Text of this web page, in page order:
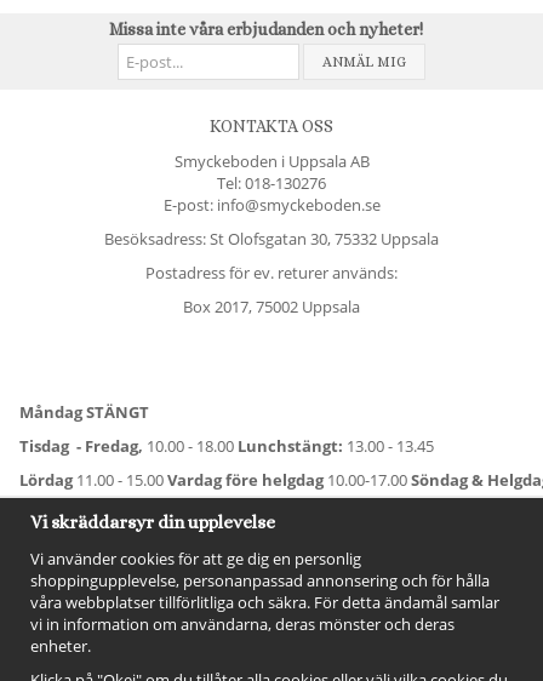
Missa inte våra erbjudanden och nyheter!
ANMÄL MIG
KONTAKTA OSS
Smyckeboden i Uppsala AB
Tel:018-130276
E-post: info@smyckeboden.se
Besöksadress: St Olofsgatan 30, 75332 Uppsala
Postadress för ev. returer används:
Box 2017, 75002 Uppsala
Måndag STÄNGT
Tisdag - Fredag, 10.00 - 18.00 Lunchstängt: 13.00 - 13.45
Lördag11.00 - 15.00Vardag före helgdag10.00-17.00Söndag &
För avvikande öppettider:Titta här
Vi skräddarsyr din upplevelse
Vi använder cookies för att ge dig en personlig
shoppingupplevelse, personanpassad annonsering och för hålla
våra webbplatser tillförlitliga och säkra. För detta ändamål samlar
vi in information om användarna, deras mönster och deras
enheter.